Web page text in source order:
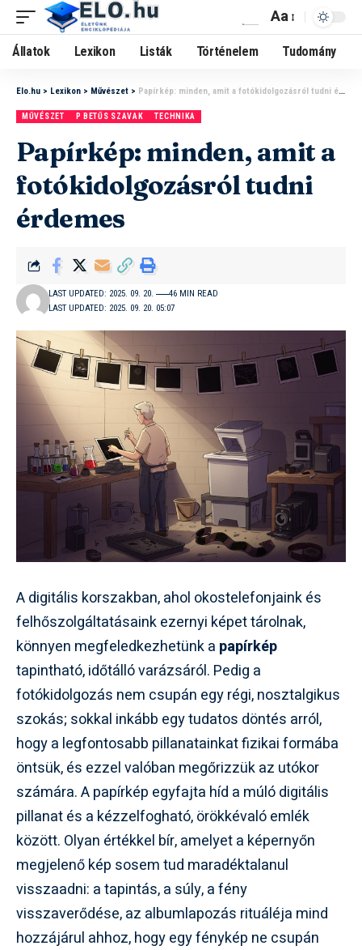
Aa
Állatok Lexikon Listák Történelem Tudomány
Elo.hu > Lexikon > Művészet > Papírkép: minden, amit a fotókidolgozásról tudni érdemes
MŰVÉSZET P BETŰS SZAVAK TECHNIKA
Papírkép: minden, amit a
fotókidolgozásról tudni
érdemes
LAST UPDATED: 2025. 09. 20. 05:07
LAST UPDATED: 2025. 09. 20. 46 MIN READ
A digitális korszakban, ahol okostelefonjaink és
felhőszolgáltatásaink ezernyi képet tárolnak,
könnyen megfeledkezhetünk a papírkép
tapintható, időtálló varázsáról. Pedig a
fotókidolgozás nem csupán egy régi, nosztalgikus
szokás; sokkal inkább egy tudatos döntés arról,
hogy a legfontosabb pillanatainkat fizikai formába
öntsük, és ezzel valóban megőrizzük az utókor
számára. A papírkép egyfajta híd a múló digitális
pillanat és a kézzelfogható, örökkévaló emlék
között. Olyan értékkel bír, amelyet a képernyőn
megjelenő kép sosem tud maradéktalanul
visszaadni: a tapintás, a súly, a fény
visszaverődése, az albumlapozás rituáléja mind
hozzájárul ahhoz, hogy egy fénykép ne csupán